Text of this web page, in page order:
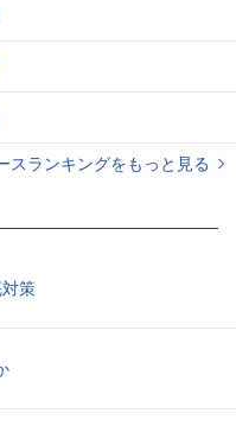
スランキングをもっと見る
策